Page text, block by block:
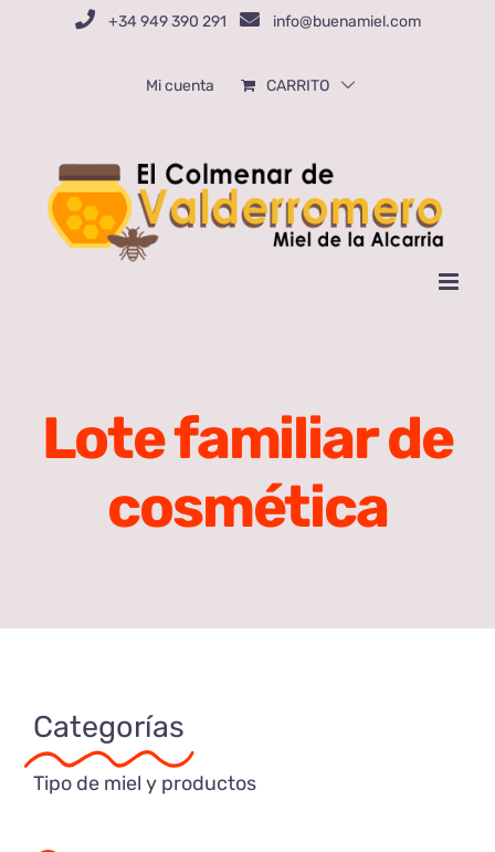
+34 949 390 291 info@buenamiel.com
Mi cuenta CARRITO
Lote familiar de
cosmética
Categorías
Tipo de miel y productos